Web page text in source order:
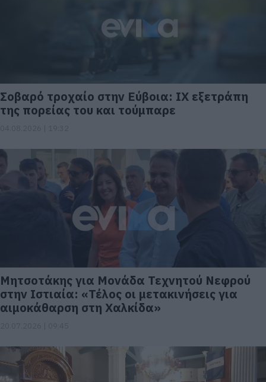
Σοβαρό τροχαίο στην Εύβοια: ΙΧ εξετράπη
της πορείας του και τούμπαρε
Μητσοτάκης για Μονάδα Τεχνητού Νεφρού
στην Ιστιαία: «Τέλος οι μετακινήσεις για
αιμοκάθαρση στη Χαλκίδα»